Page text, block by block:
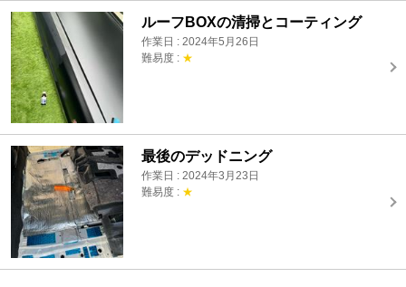
ルーフBOXの清掃とコーティング
作業日 : 2024年5月26日
難易度 : ★
最後のデッドニング
作業日 : 2024年3月23日
難易度 : ★